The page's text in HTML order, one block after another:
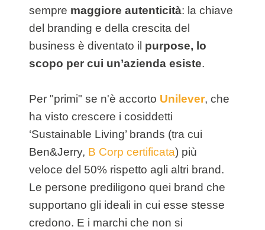
sempre maggiore autenticità: la chiave
del branding e della crescita del
business è diventato il purpose, lo
scopo per cui un’azienda esiste.
Per "primi" se n'è accorto Unilever, che
ha visto crescere i cosiddetti
‘Sustainable Living’ brands (tra cui
Ben&Jerry, B Corp certificata) più
veloce del 50% rispetto agli altri brand.
Le persone prediligono quei brand che
supportano gli ideali in cui esse stesse
credono. E i marchi che non si